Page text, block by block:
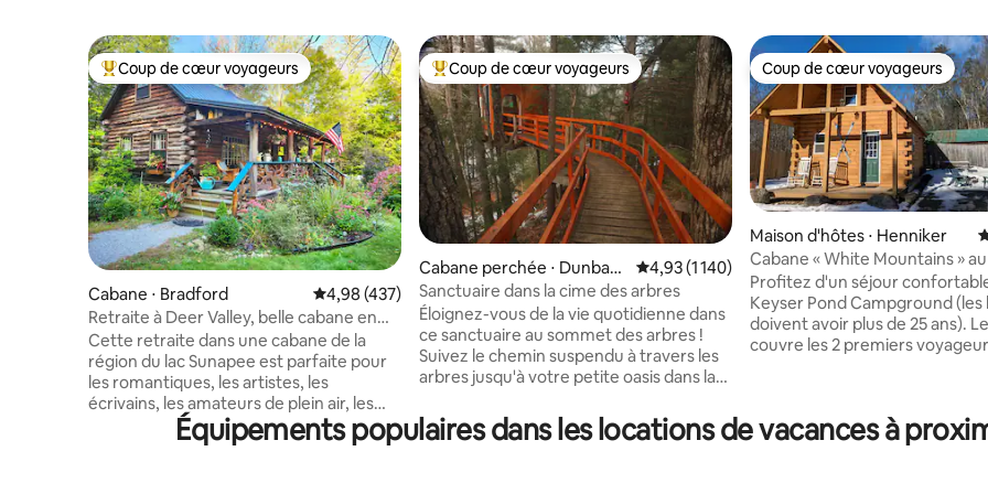
Coups de cœur voyageurs les plus appréciés
Coup de cœur voyageurs
Cabane ⋅ Bradford Évaluation moyenne sur la base de 437 commentaires : 4,98 sur 5
4,98 (437)
Retraite à Deer Valley, belle cabane en
rondins
Cette retraite dans une cabane de la
région du lac Sunapee est parfaite pour
les romantiques, les artistes, les
écrivains, les amateurs de plein air, les
jardiniers, les amis et la famille.
Idéalement situé entre les meilleurs lacs
Coups de cœur voyageurs les plus appréciés
Coup de cœur voyageurs
Cabane perchée ⋅ Dunbart
on
Évaluation moyenne sur la base de 1 140
4,93 (1 140)
Sanctuaire dans la cime des arbres
Éloignez-vous de la vie quotidienne dans
ce sanctuaire au sommet des arbres !
Suivez le chemin suspendu à travers les
arbres jusqu'à votre petite oasis dans la
indépendant se trouve à 30 pieds au-
dessus du sol de la forêt. Le logement
Coup de cœur voyageurs
Coup de cœur voyageurs
Maison d'hôtes ⋅ Henniker
Cabane « White Mountains »
Pond Campground
Profitez d'un séjour
Keyser Pond Campground (les
doivent avoir plus de 25 ans).
couvre les 2 premiers
jumeaux dans le loft 1 canapé-
Literie et serviettes fournies Été :
Équipements populaires dans les locations de vacances à